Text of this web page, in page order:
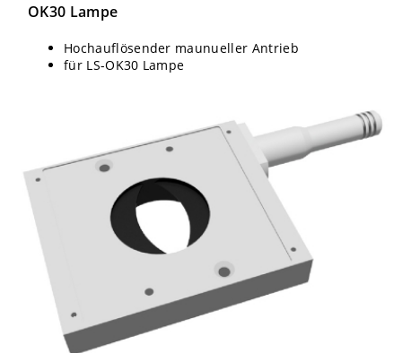
OK30 Lampe
Hochauflösender maunueller Antrieb
für LS-OK30 Lampe